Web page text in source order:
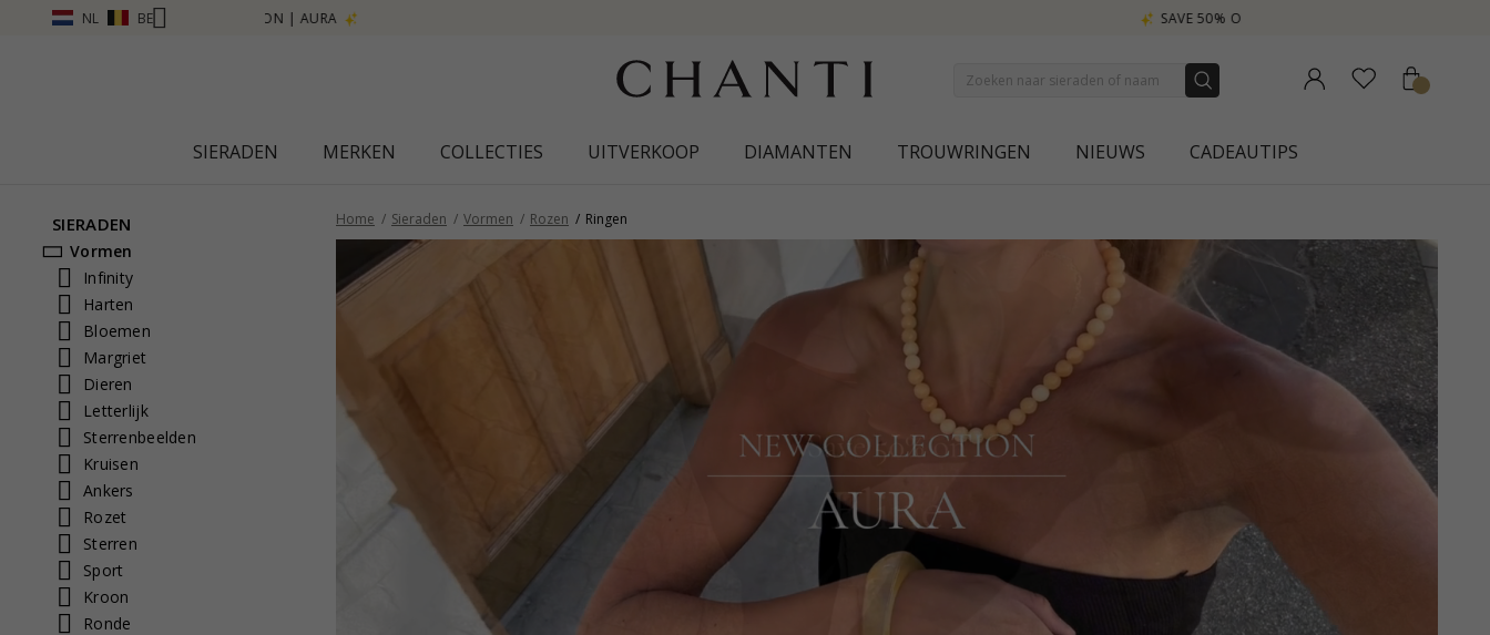
NL BE
SIERADEN MERKEN COLLECTIES UITVERKOOP DIAMANTEN TROUWRINGEN NIEUWS CADEAUTIPS
SIERADEN
Vormen
Infinity
Harten
Bloemen
Margriet
Dieren
Letterlijk
Sterrenbeelden
Kruisen
Ankers
Rozet
Sterren
Sport
Kroon
Ronde
Home Sieraden Vormen Rozen Ringen